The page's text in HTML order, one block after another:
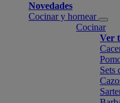
Novedades
Cocinar y hornear
Cocinar
Ver
Sets